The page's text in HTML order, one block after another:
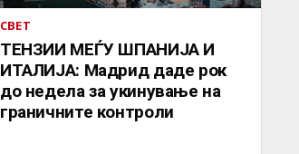
СВЕТ
ТЕНЗИИ МЕЃУ ШПАНИЈА И
ИТАЛИЈА: Мадрид даде рок
до недела за укинување на
граничните контроли